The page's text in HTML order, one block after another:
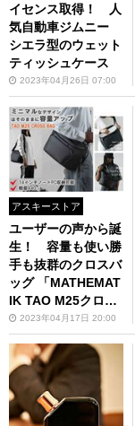
イセンス取得！ 人
気自動車ジムニー
シエラ型のウェット
ティッシュケース
2023年04月26日 07:00
アスキーストア
ユーザーの声から誕
生！ 容量も使い勝
手も抜群のクロスバ
ッグ 「MATHEMAT
IK TAO M25クロス
バッグ ブラック」4
月中旬発売（予約受
付中）
2023年04月17日 20:00